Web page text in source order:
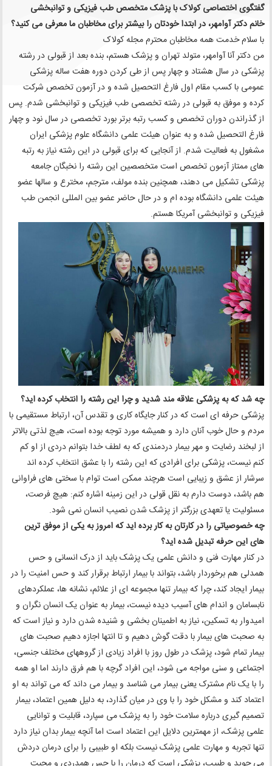
گفتگوی اختصاصی کولاک با پزشک متخصص طب فیزیکی و توانبخشی
خانم دکتر آوامهر، در ابتدا خودتان را بیشتر برای مخاطبان ما معرفی می کنید؟
با سلام خدمت همه مخاطبان محترم مجله کولاک
من دکتر آنا آوامهر، متولد تهران و پزشک هستم، بنده بعد از قبولی در رشته
پزشکی در سال هشتاد و چهار پس از طی کردن دوره هفت ساله پزشکی
عمومی با کسب مقام اول فارغ التحصیل شده و در آزمون تخصص شرکت
کرده و موفق به قبولی در رشته تخصصی طب فیزیکی و توانبخشی شدم. پس
از گذراندن دوران تخصص و کسب رتبه برتر بورد تخصصی در سال نود و چهار
فارغ التحصیل شده و به عنوان هیئت علمی دانشگاه علوم پزشکی ایران
مشغول به فعالیت شدم. از آنجایی که برای قبولی در این رشته نیاز به رتبه
های ممتاز آزمون تخصص است متخصصین این رشته را نخبگان جامعه
پزشکی تشکیل می دهند، همچنین بنده مولف، مترجم، مخترع و سالها عضو
هیئت علمی دانشگاه بوده ام و در حال حاضر عضو بین المللی انجمن طب
فیزیکی و توانبخشی آمریکا هستم.
چه شد که به پزشکی علاقه مند شدید و چرا این رشته را انتخاب کرده اید؟
پزشکی حرفه ای است که در کنار جایگاه کاری و تقدس آن، ارتباط مستقیمی با
مردم و حال خوب آنان دارد و همیشه مورد توجه بوده است، هیچ لذتی بالاتر
از لبخند رضایت و مهر بیمار دردمندی که به لطف خدا بتوانم دردی از او کم
کنم نیست، پزشکی برای افرادی که این رشته را با عشق انتخاب کرده اند
سرشار از عشق و زیبایی است هرچند ممکن است توام با سختی های فراوانی
هم باشد، دوست دارم به نقل قولی در این زمینه اشاره کنم: هیچ فرصت،
مسئولیت یا تعهدی بزرگتر از پزشک شدن نصیب انسان نمی شود.
چه خصوصیاتی را در کارتان به کار برده اید که امروز به یکی از موفق ترین
های این حرفه تبدیل شده اید؟
در کنار مهارت فنی و دانش علمی یک پزشک باید از درک انسانی و حس
همدلی هم برخوردار باشد، بتواند با بیمار ارتباط برقرار کند و حس امنیت را در
بیمار ایجاد کند، چرا که بیمار تنها مجموعه ای از علائم، نشانه ها، عملکردهای
نابسامان و اندام های آسیب دیده نیست، بیمار به عنوان یک انسان نگران و
امیدوار به تسکین، نیاز به اطمینان بخشی و شنیده شدن دارد و نیاز است که
به صحبت های بیمار با دقت گوش دهیم و تا انتها اجازه دهیم صحبت های
بیمار تمام شود، پزشک در طول روز با افراد زیادی از گروههای مختلف جنسی،
اجتماعی و سنی مواجه می شود، این افراد گرچه با هم فرق دارند اما او همه
را با یک نام مشترک یعنی بیمار می شناسد و بیمار می داند که می تواند به او
اعتماد کند و مشکل خود را با وی در میان گذارد، به دلیل همین اعتماد، بیمار
تصمیم گیری درباره سلامت خود را به پزشک می سپارد، قابلیت و توانایی
علمی پزشک، از مهمترین دلایل این اعتماد است اما آنچه بیمار بدان نیاز دارد
تنها تجربه و مهارت علمی پزشک نیست بلکه او طبیبی را برای درمان دردش